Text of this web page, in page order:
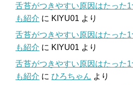
舌苔がつきやすい原因はたった
も紹介 に KIYU01 より
舌苔がつきやすい原因はたった
も紹介 に KIYU01 より
舌苔がつきやすい原因はたった
も紹介 に ひろちゃん より